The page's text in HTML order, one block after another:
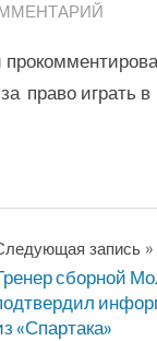
право играть
запись
сборной
«Спартака»